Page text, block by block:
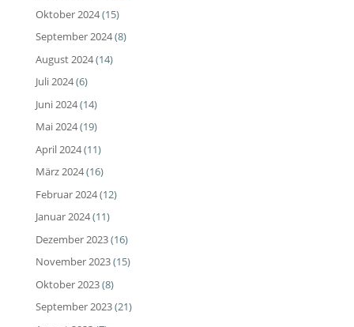
Oktober 2024(15)
September 2024(8)
August 2024(14)
Juli 2024(6)
Juni 2024(14)
Mai 2024(19)
April 2024(11)
März 2024(16)
Februar 2024(12)
Januar 2024(11)
Dezember 2023(16)
November 2023(15)
Oktober 2023(8)
September 2023(21)